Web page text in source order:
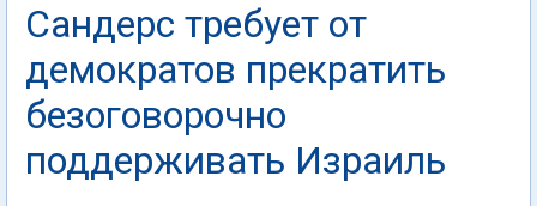
Сандерс требует от
демократов прекратить
безоговорочно
поддерживать Израиль